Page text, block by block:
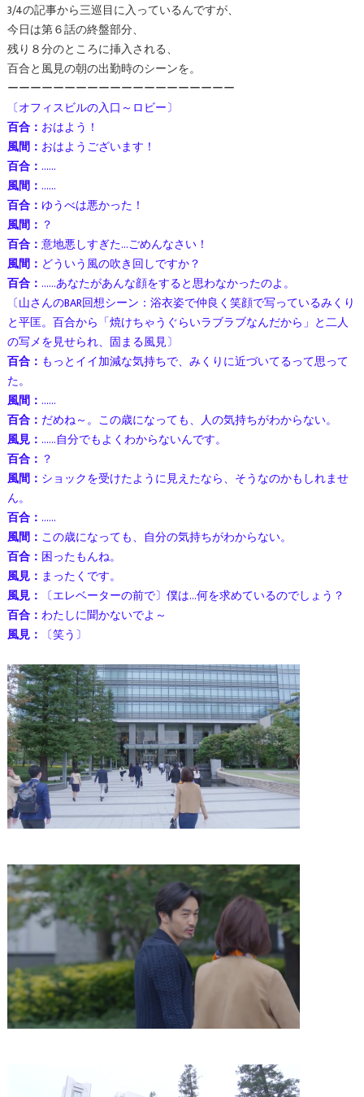
3/4の記事から三巡目に入っているんですが、
今日は第６話の終盤部分、
残り８分のところに挿入される、
百合と風見の朝の出勤時のシーンを。
ーーーーーーーーーーーーーーーーーーーー
〔オフィスビルの入口～ロビー〕
百合： おはよう！
風間： おはようございます！
百合： ……
風間： ……
百合： ゆうべは悪かった！
風間： ？
百合： 意地悪しすぎた…ごめんなさい！
風間： どういう風の吹き回しですか？
百合： ……あなたがあんな顔をすると思わなかったのよ。
〔山さんのBAR回想シーン：浴衣姿で仲良く笑顔で写っているみくり
と平匡。百合から「焼けちゃうぐらいラブラブなんだから」と二人
の写メを見せられ、固まる風見〕
百合： もっとイイ加減な気持ちで、みくりに近づいてるって思って
た。
風間： ……
百合： だめね～。この歳になっても、人の気持ちがわからない。
風見： ……自分でもよくわからないんです。
百合： ？
風間： ショックを受けたように見えたなら、そうなのかもしれませ
ん。
百合： ……
風間： この歳になっても、自分の気持ちがわからない。
百合： 困ったもんね。
風見： まったくです。
風見： 〔エレベーターの前で〕僕は…何を求めているのでしょう？
百合： わたしに聞かないでよ～
風見： 〔笑う〕